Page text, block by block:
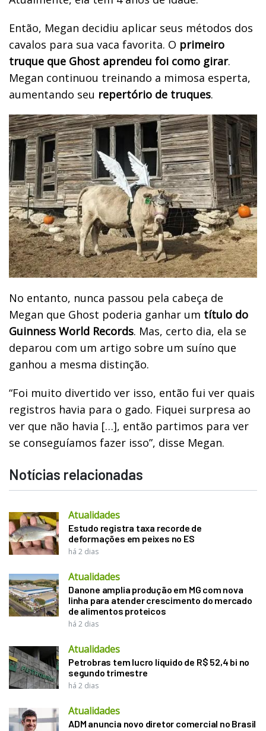
Então, Megan decidiu aplicar seus métodos dos
cavalos para sua vaca favorita. O primeiro
truque que Ghost aprendeu foi como girar.
Megan continuou treinando a mimosa esperta,
aumentando seu repertório de truques.
No entanto, nunca passou pela cabeça de
Megan que Ghost poderia ganhar um título do
Guinness World Records. Mas, certo dia, ela se
deparou com um artigo sobre um suíno que
ganhou a mesma distinção.
“Foi muito divertido ver isso, então fui ver quais
registros havia para o gado. Fiquei surpresa ao
ver que não havia […], então partimos para ver
se conseguíamos fazer isso”, disse Megan.
Notícias relacionadas
Atualidades
Estudo registra taxa recorde de
deformações em peixes no ES
há 2 dias
Atualidades
Danone amplia produção em MG com nova
linha para atender crescimento do mercado
de alimentos proteicos
há 2 dias
Atualidades
Petrobras tem lucro líquido de R$ 52,4 bi no
segundo trimestre
há 2 dias
Atualidades
ADM anuncia novo diretor comercial no Brasil